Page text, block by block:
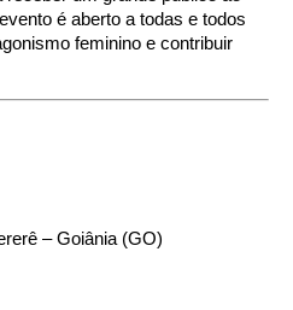
é aberto a todas e todos
feminino e contribuir
– Goiânia (GO)